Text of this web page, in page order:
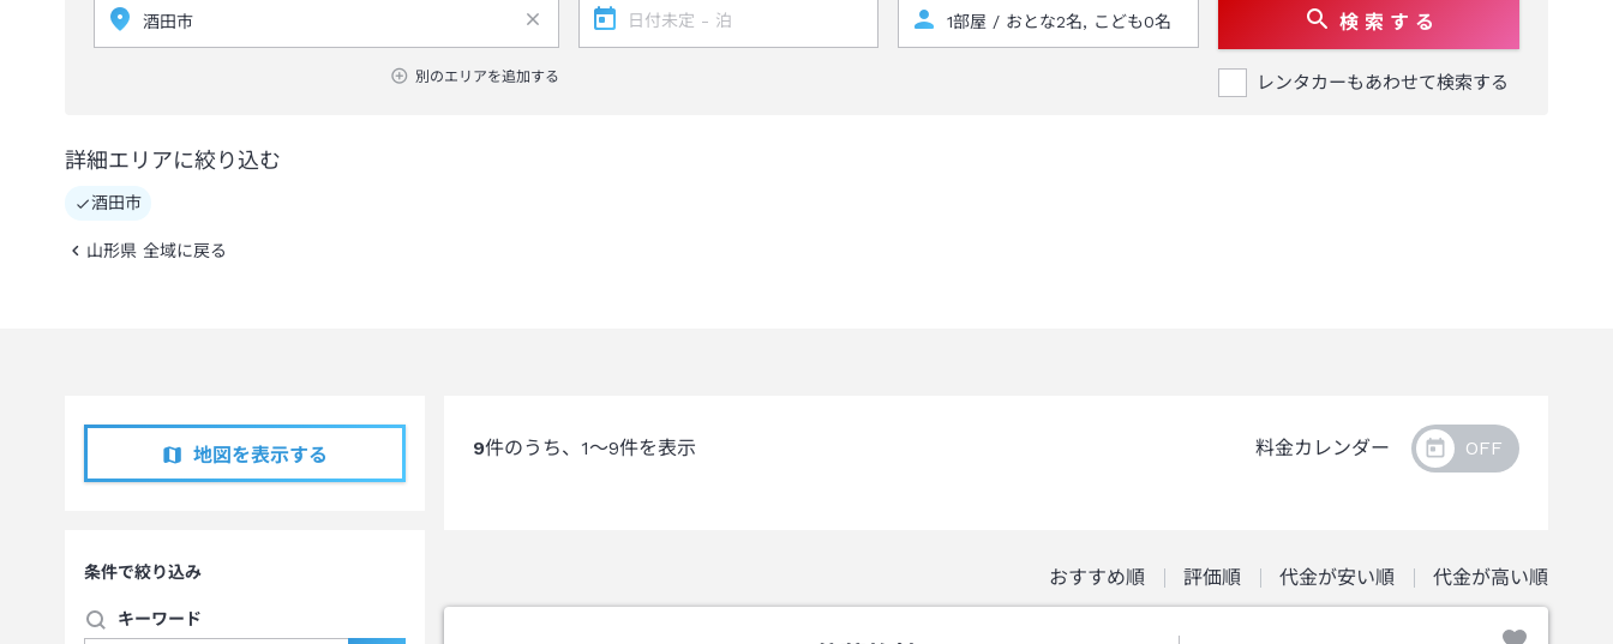
別のエリアを追加する
検 索 す る
レンタカーもあわせて検索する
詳細エリアに絞り込む
酒田市
山形県 全域に戻る
地図を表示する
条件で絞り込み
キーワード
9件のうち、 1～9件を表示 料金カレンダー
おすすめ順 評価順 代金が安い順 代金が高い順